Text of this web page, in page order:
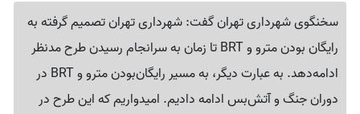
سخنگوی شهرداری تهران گفت: شهرداری تهران تصمیم گرفته به
رایگان بودن مترو و BRT تا زمان به سرانجام رسیدن طرح مدنظر
ادامه‌دهد. به عبارت دیگر، به مسیر رایگان‌بودن مترو و BRT در
دوران جنگ و آتش‌بس ادامه دادیم. امیدواریم که این طرح در